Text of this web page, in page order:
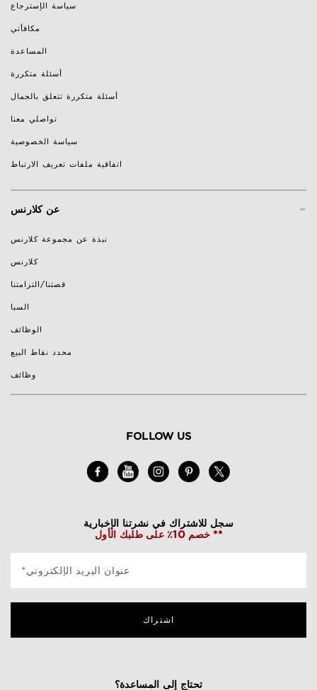
سياسة الإسترجاع
مكافأتي
المساعدة
أسئلة متكررة
أسئلة متكررة تتعلق بالجمال
تواصلي معنا
سياسة الخصوصية
اتفاقية ملفات تعريف الارتباط
- عن كلارنس
نبذة عن مجموعة كلارنس
كلارنس
قصتنا/التزامتنا
السبا
الوظائف
محدد نقاط البيع
وظائف
FOLLOW US
سجل للاشتراك في نشرتنا الإخبارية
خصم 10٪ على طلبك الأول **
*عنوان البريد الإلكتروني
اشتراك
تحتاج إلى المساعدة؟